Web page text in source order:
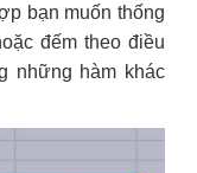
bạn muốn thống
đếm theo điều
những hàm khác